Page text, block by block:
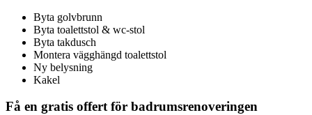
Byta golvbrunn
Byta toalettstol & wc-stol
Byta takdusch
Montera vägghängd toalettstol
Ny belysning
Kakel
Få en gratis offert för badrumsrenoveringen